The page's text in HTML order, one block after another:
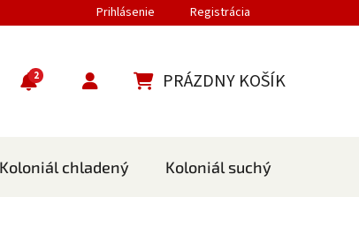
Prihlásenie Registrácia
2 PRÁZDNY KOŠÍK
Koloniál chladený Koloniál suchý